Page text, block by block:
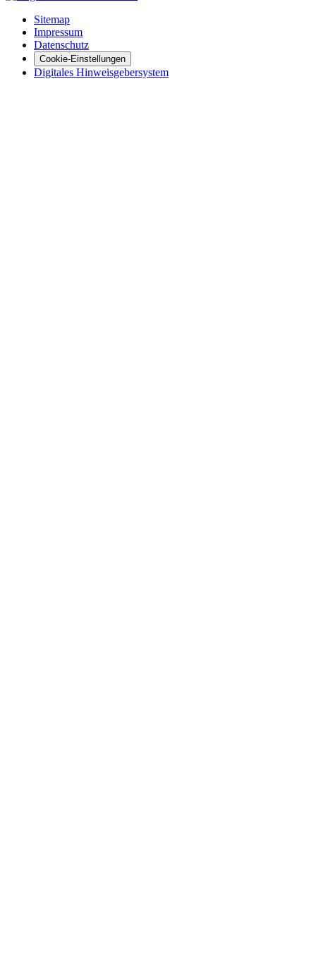
Sitemap
Impressum
Datenschutz
Cookie-Einstellungen
Digitales Hinweisgebersystem